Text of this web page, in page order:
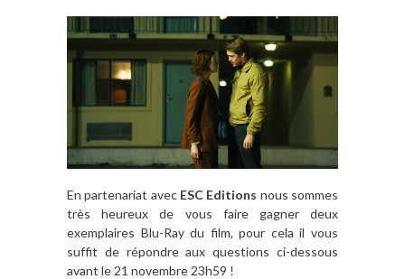
En partenariat avec ESC Editions nous sommes
très heureux de vous faire gagner deux
exemplaires Blu-Ray du film, pour cela il vous
suffit de répondre aux questions ci-dessous
avant le 21 novembre 23h59 !